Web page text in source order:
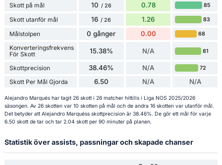
Skott på mål 10 / 26 0.78 85
Skott utanför mål 16 / 26 1.26 83
Målstolpen 0 gånger 0.00 68
Konverteringsfrekvens
För Skott
15.38% N/A 81
Skottprecision 38.46% N/A 72
Skott Per Mål Gjorda 6.50 N/A N/A
Alejandro Marqués har tagit 26 skott i 26 matcher hittills i Liga NOS 2025/2026
säsongen. Av 26 skotten var 10 skotten på mål och de andra 16 skotten var utanför mål.
Det betyder att Alejandro Marquéss skottprecision är 38.46%. De gör ett mål för varje
6.50 skott de tar och tar 2.04 skott per 90 minuter på planen.
Statistik över assists, passningar och skapade chanser